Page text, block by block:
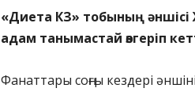
«Диета КЗ» тобының әншісі
адам танымастай өзгеріп
Фанаттары соңғы кездері